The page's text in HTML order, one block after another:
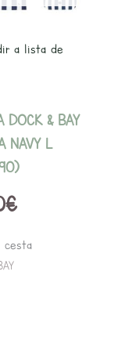
a lista de
DOCK & BAY
NAVY L
€
cesta